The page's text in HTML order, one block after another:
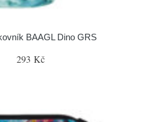
BAAGL Dino GRS
293 Kč